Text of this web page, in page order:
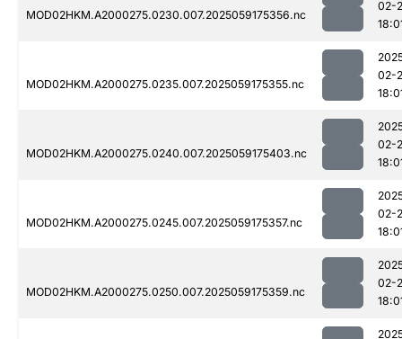
MOD02HKM.A2000275.0230.007.2025059175356.nc
02-
MOD02HKM.A2000275.0235.007.2025059175355.nc
02-
MOD02HKM.A2000275.0240.007.2025059175403.nc
02-
MOD02HKM.A2000275.0245.007.2025059175357.nc
02-
MOD02HKM.A2000275.0250.007.2025059175359.nc
02-